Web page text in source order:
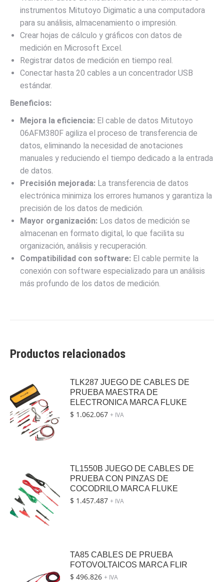
instrumentos Mitutoyo Digimatic a una computadora
para su análisis, almacenamiento o impresión.
Crear hojas de cálculo y gráficos con datos de
medición en Microsoft Excel.
Registrar datos de medición en tiempo real.
Conectar hasta 20 cables a un concentrador USB
estándar.
Beneficios:
Mejora la eficiencia: El cable de datos Mitutoyo
06AFM380F agiliza el proceso de transferencia de
datos, eliminando la necesidad de anotaciones
manuales y reduciendo el tiempo dedicado a la entrada
de datos.
Precisión mejorada: La transferencia de datos
electrónica minimiza los errores humanos y garantiza la
precisión de los datos de medición.
Mayor organización: Los datos de medición se
almacenan en formato digital, lo que facilita su
organización, análisis y recuperación.
Compatibilidad con software: El cable permite la
conexión con software especializado para un análisis
más profundo de los datos de medición.
Productos relacionados
TLK287 JUEGO DE CABLES DE
PRUEBA MAESTRA DE
ELECTRONICA MARCA FLUKE
$ 1.062.067 + IVA
TL1550B JUEGO DE CABLES DE
PRUEBA CON PINZAS DE
COCODRILO MARCA FLUKE
$ 1.457.487 + IVA
TA85 CABLES DE PRUEBA
FOTOVOLTAICOS MARCA FLIR
$ 496.826 + IVA